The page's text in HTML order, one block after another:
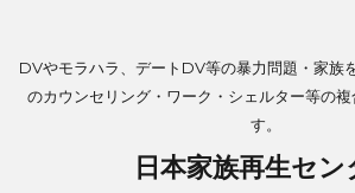
DVやモラハラ、デートDV等の暴力問題・家族
のカウンセリング・ワーク・シェルター等の
す。
日本家族再生セン